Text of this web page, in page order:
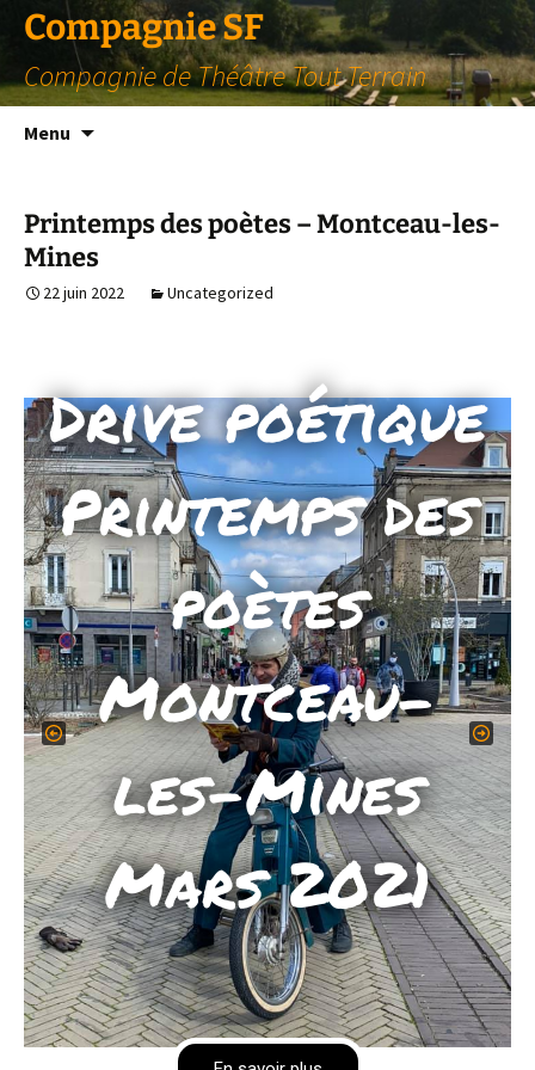
Compagnie SF
Compagnie de Théâtre Tout Terrain
Menu
Printemps des poètes – Montceau-les-
Mines
22 juin 2022 Uncategorized
Drive poétique
Printemps des
poètes
Montceau-
les-Mines
Mars 2021